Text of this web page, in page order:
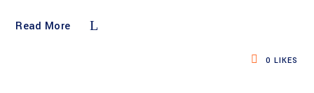
Read More
0 LIKES